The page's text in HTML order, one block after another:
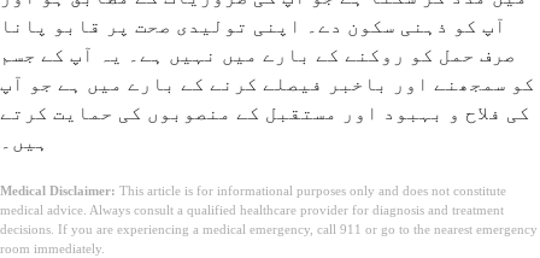
آپ کو ذہنی سکون دے۔ اپنی تولیدی صحت پر قابو پانا
صرف حمل کو روکنے کے بارے میں نہیں ہے۔ یہ آپ کے جسم
کو سمجھنے اور باخبر فیصلے کرنے کے بارے میں ہے جو آپ
کی فلاح و بہبود اور مستقبل کے منصوبوں کی حمایت کرتے
ہیں۔
Medical Disclaimer: This article is for informational purposes only and does not constitute
medical advice. Always consult a qualified healthcare provider for diagnosis and treatment
decisions. If you are experiencing a medical emergency, call 911 or go to the nearest emergency
room immediately.